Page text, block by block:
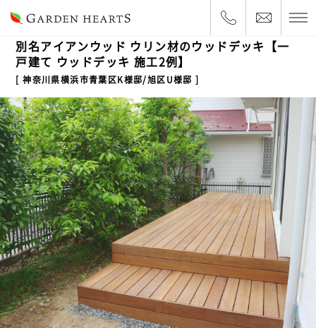
2021.11.12 一戸建て
神奈川県横浜市青葉区K様邸/旭区U様邸
別名アイアンウッド ウリン材のウッドデッキ【一
戸建て ウッドデッキ 施工2例】